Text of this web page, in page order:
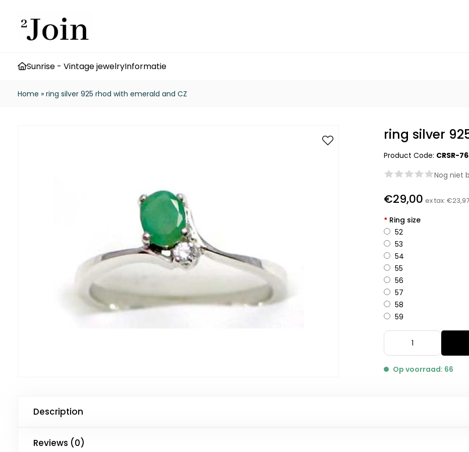
Sunrise - Vintage jewelryInformatie
Home » ring silver 925 rhod with emerald and CZ
ring silver
Product Code: CRSR-
Nog niet
€29,00 ex tax:€23,97
* Ring size
52
53
54
55
56
57
58
59
Op voorraad: 66
Description
Reviews (0)